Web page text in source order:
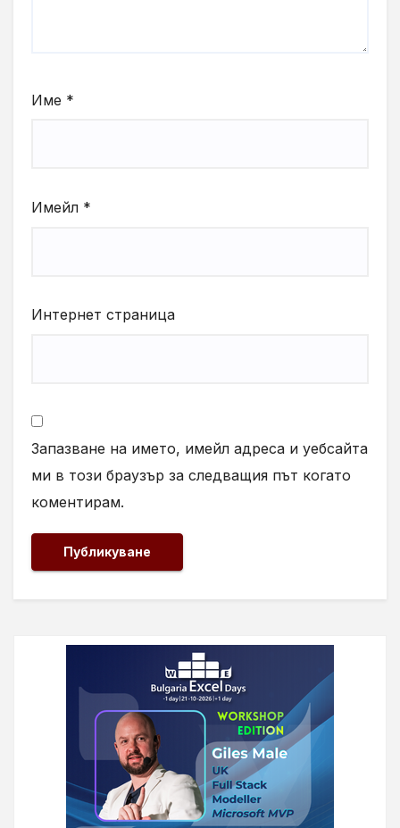
Име *
Имейл *
Интернет страница
Запазване на името, имейл адреса и уебсайта
ми в този браузър за следващия път когато
коментирам.